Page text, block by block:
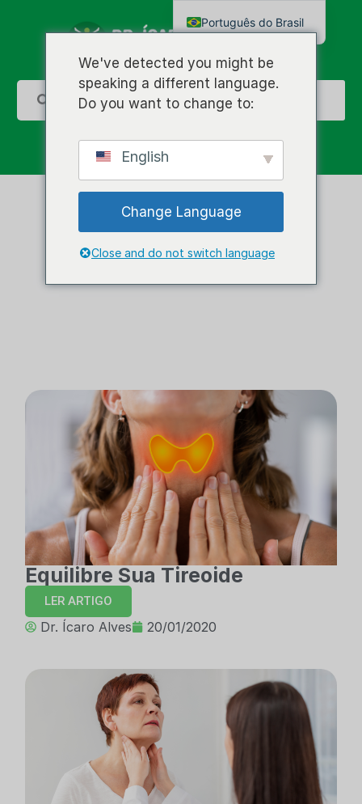
Tireóide
Equilibre Sua Tireoide
LER ARTIGO
Dr. Ícaro Alves 20/01/2020
We've detected you might be
speaking a different language.
Do you want to change to:
English
Change Language
Close and do not switch language
Português do Brasil